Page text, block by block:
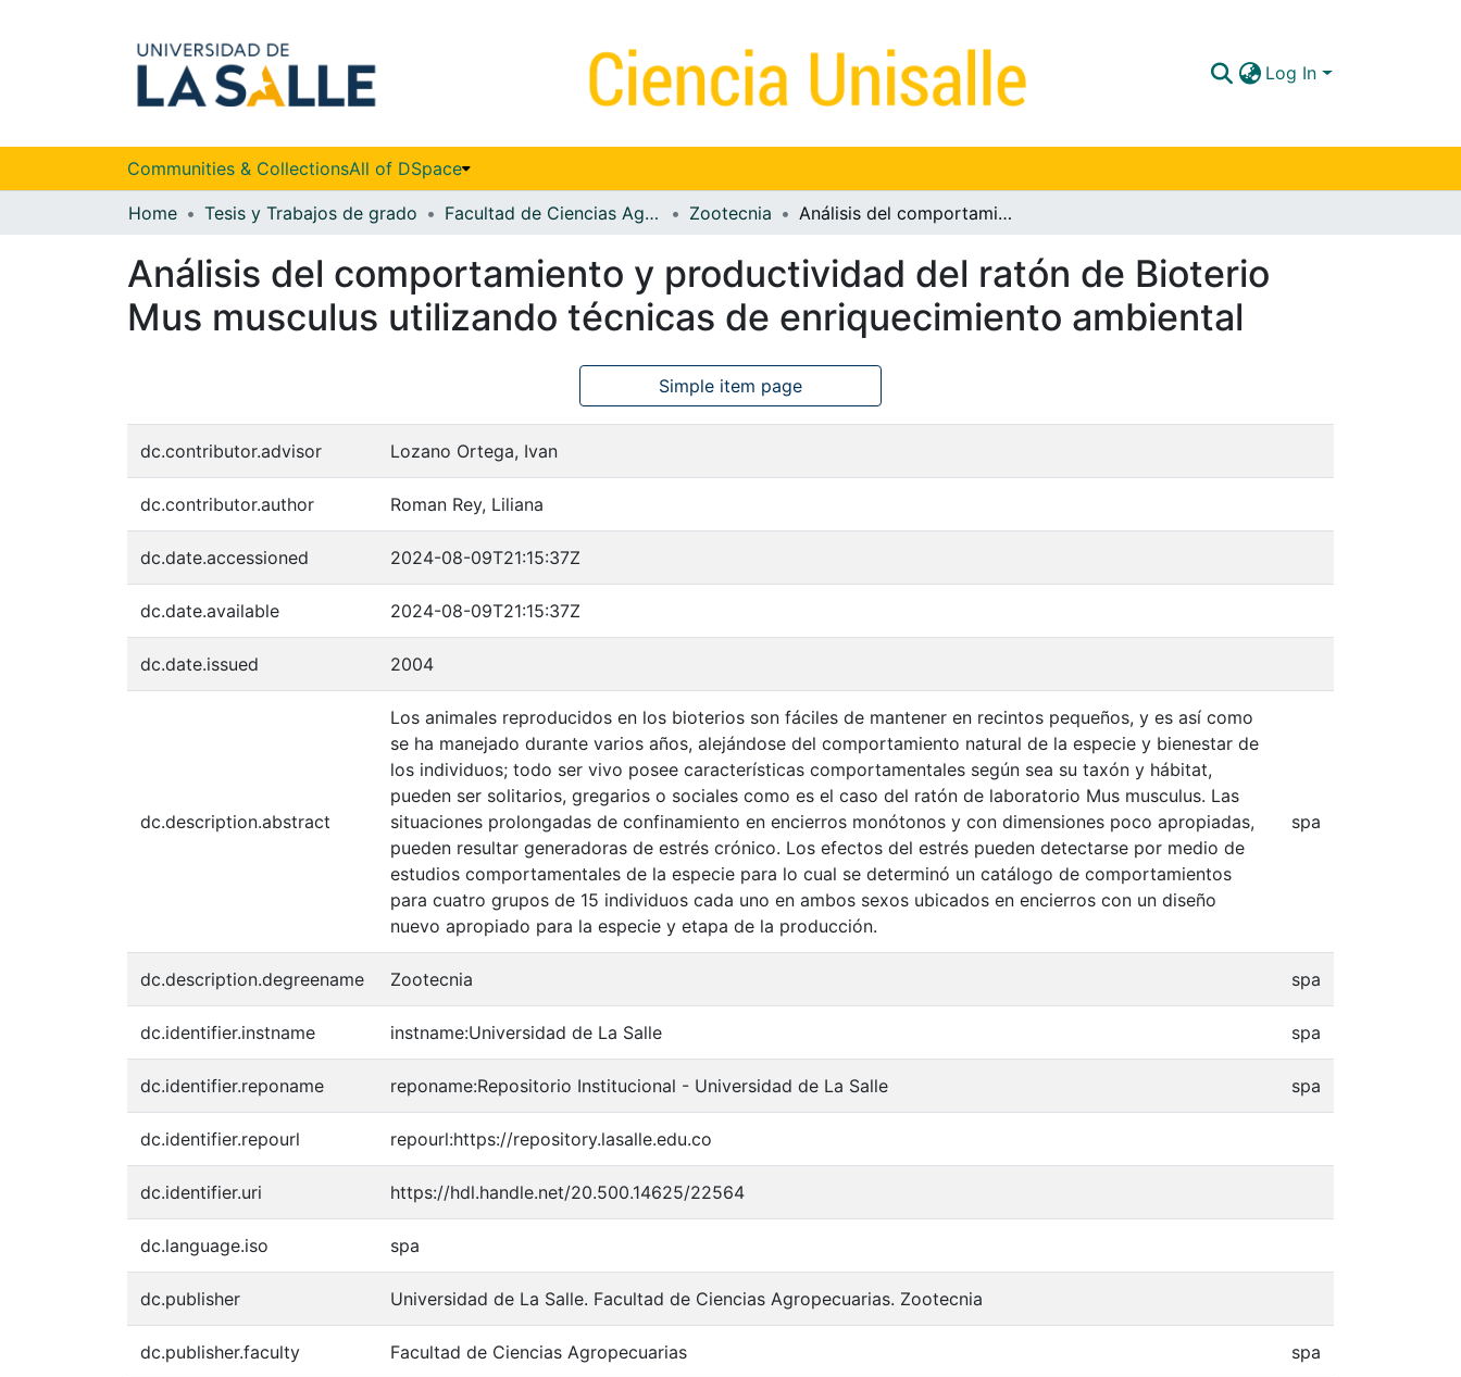
Log In
Communities & CollectionsAll of DSpace
Home Tesis y Trabajos de grado Facultad de Ciencias Agropecuarias Zootecnia Análisis del comportamiento y productividad del ratón de Bioterio Mus musculus utilizando técnicas de enriquecimiento ambiental
Análisis del comportamiento y productividad del ratón de Bioterio
Mus musculus utilizando técnicas de enriquecimiento ambiental
Simple item page
dc.contributor.advisor Lozano Ortega, Ivan
dc.contributor.author Roman Rey, Liliana
dc.date.accessioned 2024-08-09T21:15:37Z
dc.date.available 2024-08-09T21:15:37Z
dc.date.issued 2004
dc.description.abstract
Los animales reproducidos en los bioterios son fáciles de mantener en recintos pequeños, y es así como
se ha manejado durante varios años, alejándose del comportamiento natural de la especie y bienestar de
los individuos; todo ser vivo posee características comportamentales según sea su taxón y hábitat,
pueden ser solitarios, gregarios o sociales como es el caso del ratón de laboratorio Mus musculus. Las
situaciones prolongadas de confinamiento en encierros monótonos y con dimensiones poco apropiadas,
pueden resultar generadoras de estrés crónico. Los efectos del estrés pueden detectarse por medio de
estudios comportamentales de la especie para lo cual se determinó un catálogo de comportamientos
para cuatro grupos de 15 individuos cada uno en ambos sexos ubicados en encierros con un diseño
nuevo apropiado para la especie y etapa de la producción.
spa
dc.description.degreename Zootecnia spa
dc.identifier.instname instname:Universidad de La Salle spa
dc.identifier.reponame reponame:Repositorio Institucional - Universidad de La Salle spa
dc.identifier.repourl repourl:https://repository.lasalle.edu.co
dc.identifier.uri https://hdl.handle.net/20.500.14625/22564
dc.language.iso spa
dc.publisher Universidad de La Salle. Facultad de Ciencias Agropecuarias. Zootecnia
dc.publisher.faculty Facultad de Ciencias Agropecuarias spa